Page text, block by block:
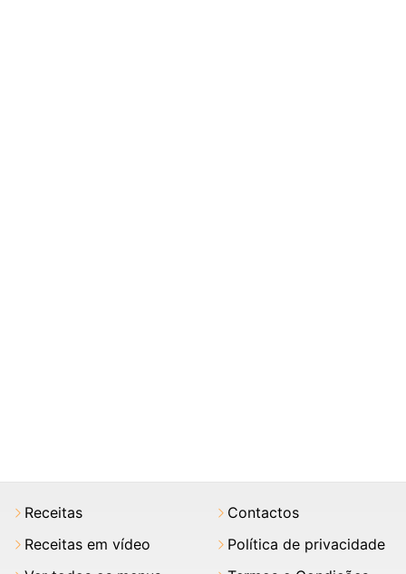
Receitas
Receitas em vídeo
Contactos
Política de privacidade